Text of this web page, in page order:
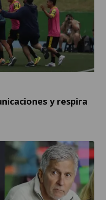
y respira